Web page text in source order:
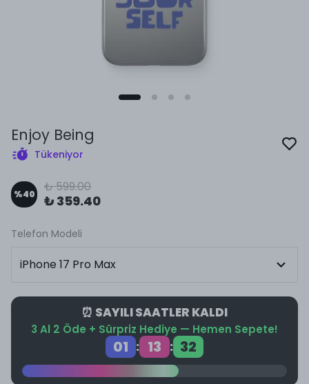
Enjoy Being
Tükeniyor
%40 ₺ 599.00
₺ 359.40
Telefon Modeli
⏰ SAYILI SAATLER KALDI
3 Al 2 Öde + Sürpriz Hediye — Hemen Sepete!
01 : 13 : 32